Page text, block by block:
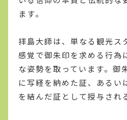
ます。
拝島大師は、単なる観光ス
感覚で御朱印を求める行為
な姿勢を取っています。御
に写経を納めた証、あるい
を結んだ証として授与され